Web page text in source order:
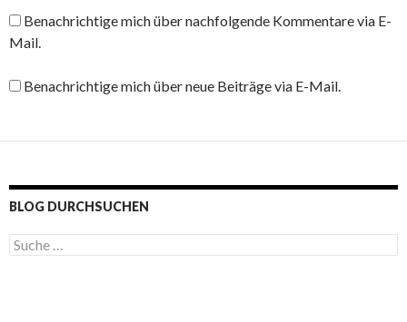
Benachrichtige mich über nachfolgende Kommentare via E-
Mail.
Benachrichtige mich über neue Beiträge via E-Mail.
BLOG DURCHSUCHEN
S
u